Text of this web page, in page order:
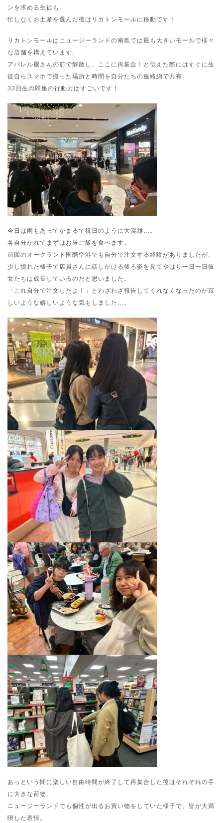
ンを求める生徒も。
忙しなくお土産を選んだ後はリカトンモールに移動です！
リカトンモールはニュージーランドの南島では最も大きいモールで様々
な店舗を構えています。
アパレル屋さんの前で解散し、ここに再集合！と伝えた際にはすぐに生
徒自らスマホで撮った場所と時間を自分たちの連絡網で共有。
33回生の即座の行動力はすごいです！
今日は雨もあってかまるで祝日のように大混雑…。
各自分かれてまずはお昼ご飯を食べます。
前回のオークランド国際空港でも自分で注文する経験がありましたが、
少し慣れた様子で店員さんに話しかける後ろ姿を見てやはり一日一日彼
女たちは成長しているのだと思いました。
「これ自分で注文したよ！」とわざわざ報告してくれなくなったのが寂
しいような嬉しいような気もしました…。
あっという間に楽しい自由時間が終了して再集合した後はそれぞれの手
に大きな荷物。
ニュージーランドでも個性が出るお買い物をしていた様子で、皆が大満
喫した表情。